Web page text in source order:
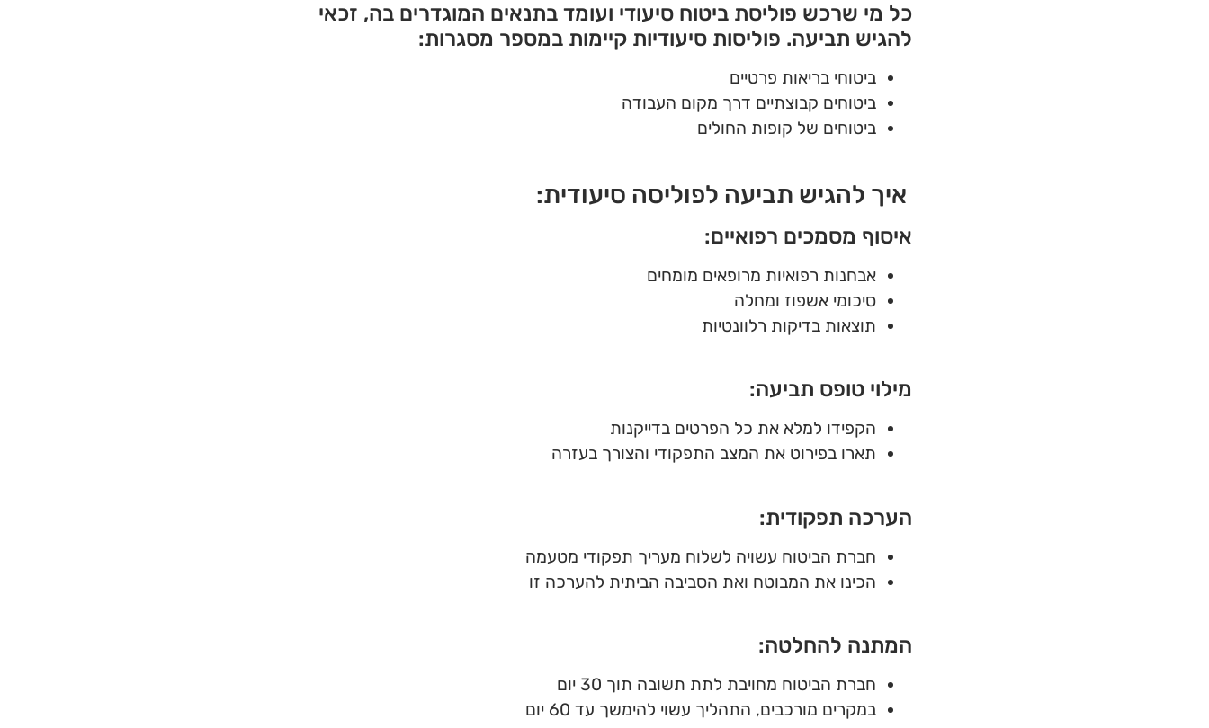
כל מי שרכש פוליסת ביטוח סיעודי ועומד בתנאים המוגדרים בה, זכאי
להגיש תביעה. פוליסות סיעודיות קיימות במספר מסגרות:
ביטוחי בריאות פרטיים
ביטוחים קבוצתיים דרך מקום העבודה
ביטוחים של קופות החולים
איך להגיש תביעה לפוליסה סיעודית:
איסוף מסמכים רפואיים:
אבחנות רפואיות מרופאים מומחים
סיכומי אשפוז ומחלה
תוצאות בדיקות רלוונטיות
מילוי טופס תביעה:
הקפידו למלא את כל הפרטים בדייקנות
תארו בפירוט את המצב התפקודי והצורך בעזרה
הערכה תפקודית:
חברת הביטוח עשויה לשלוח מעריך תפקודי מטעמה
הכינו את המבוטח ואת הסביבה הביתית להערכה זו
המתנה להחלטה:
חברת הביטוח מחויבת לתת תשובה תוך 30 יום
במקרים מורכבים, התהליך עשוי להימשך עד 60 יום